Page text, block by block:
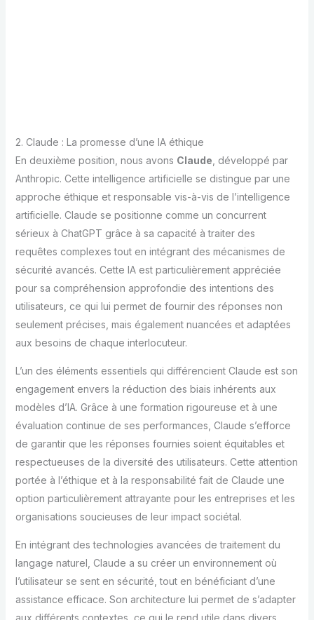
2. Claude : La promesse d’une IA éthique
En deuxième position, nous avons Claude , développé par
Anthropic. Cette intelligence artificielle se distingue par une
approche éthique et responsable vis-à-vis de l’intelligence
artificielle. Claude se positionne comme un concurrent
sérieux à ChatGPT grâce à sa capacité à traiter des
requêtes complexes tout en intégrant des mécanismes de
sécurité avancés. Cette IA est particulièrement appréciée
pour sa compréhension approfondie des intentions des
utilisateurs, ce qui lui permet de fournir des réponses non
seulement précises, mais également nuancées et adaptées
aux besoins de chaque interlocuteur.
L’un des éléments essentiels qui différencient Claude est son
engagement envers la réduction des biais inhérents aux
modèles d’IA. Grâce à une formation rigoureuse et à une
évaluation continue de ses performances, Claude s’efforce
de garantir que les réponses fournies soient équitables et
respectueuses de la diversité des utilisateurs. Cette attention
portée à l’éthique et à la responsabilité fait de Claude une
option particulièrement attrayante pour les entreprises et les
organisations soucieuses de leur impact sociétal.
En intégrant des technologies avancées de traitement du
langage naturel, Claude a su créer un environnement où
l’utilisateur se sent en sécurité, tout en bénéficiant d’une
assistance efficace. Son architecture lui permet de s’adapter
aux différents contextes, ce qui le rend utile dans divers